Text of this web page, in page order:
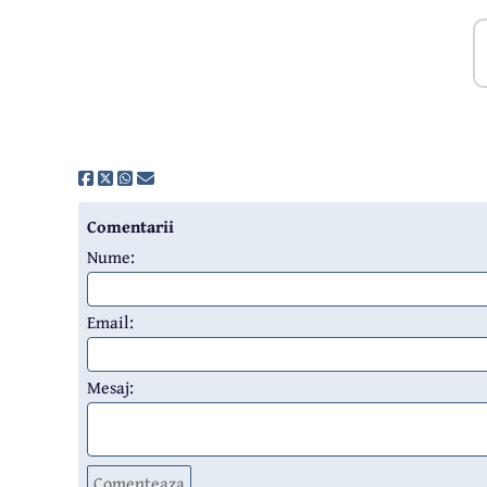
Comentarii
Nume:
Email:
Mesaj: